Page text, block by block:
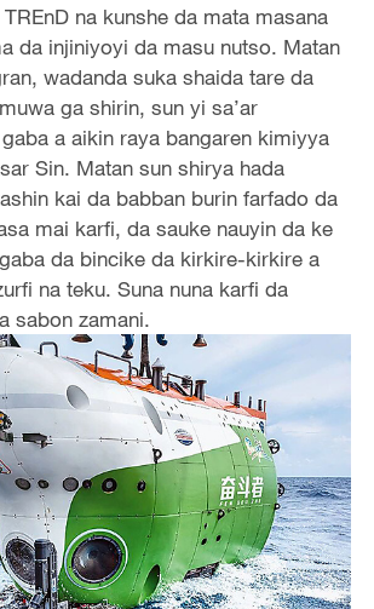
na kunshe da mata masana
da injiniyoyi da masu nutso. Matan
wadanda suka shaida tare da
ga shirin, sun yi sa’ar
a aikin raya bangaren kimiyya
Sin. Matan sun shirya hada
kai da babban burin farfado da
mai karfi, da sauke nauyin da ke
da bincike da kirkire-kirkire a
na teku. Suna nuna karfi da
sabon zamani.